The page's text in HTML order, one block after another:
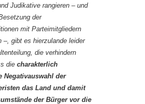
Judikative rangieren – und
der
mit Parteimitgliedern
–, gibt es hierzulande leider
die verhindern
die charakterlich
Negativauswahl der
das Land und damit
der Bürger vor die